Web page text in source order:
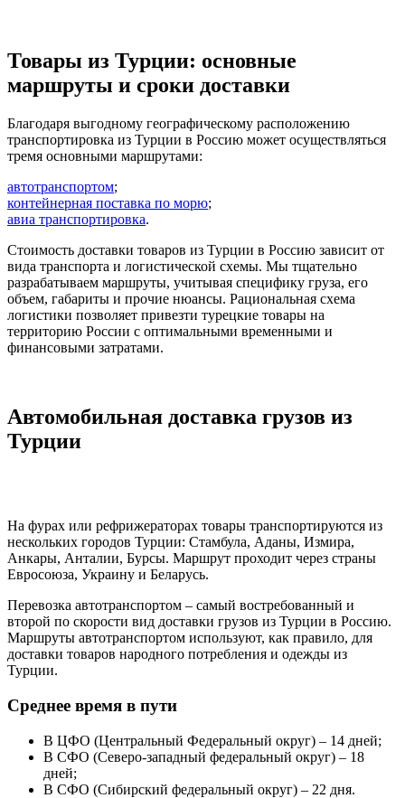
Товары из Турции: основные
маршруты и сроки доставки
Благодаря выгодному географическому расположению
транспортировка из Турции в Россию может осуществляться
тремя основными маршрутами:
автотранспортом;
контейнерная поставка по морю;
авиа транспортировка.
Стоимость доставки товаров из Турции в Россию зависит от
вида транспорта и логистической схемы. Мы тщательно
разрабатываем маршруты, учитывая специфику груза, его
объем, габариты и прочие нюансы. Рациональная схема
логистики позволяет привезти турецкие товары на
территорию России с оптимальными временными и
финансовыми затратами.
Автомобильная доставка грузов из
Турции
На фурах или рефрижераторах товары транспортируются из
нескольких городов Турции: Стамбула, Аданы, Измира,
Анкары, Анталии, Бурсы. Маршрут проходит через страны
Евросоюза, Украину и Беларусь.
Перевозка автотранспортом – самый востребованный и
второй по скорости вид доставки грузов из Турции в Россию.
Маршруты автотранспортом используют, как правило, для
доставки товаров народного потребления и одежды из
Турции.
Среднее время в пути
В ЦФО (Центральный Федеральный округ) – 14 дней;
В СФО (Северо-западный федеральный округ) – 18
дней;
В СФО (Сибирский федеральный округ) – 22 дня.